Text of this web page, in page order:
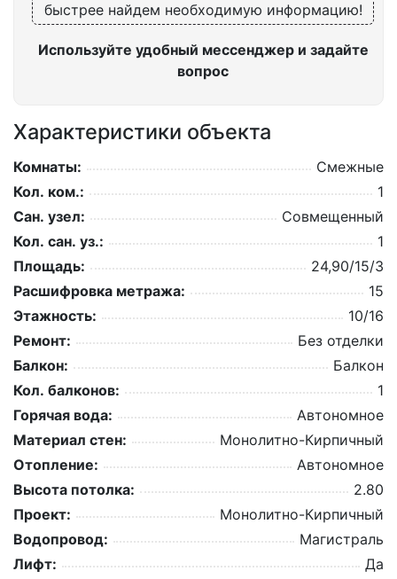
быстрее найдем необходимую информацию!
Используйте удобный мессенджер и задайте
вопрос
Характеристики объекта
Комнаты:
Смежные
Кол. ком.:
1
Сан. узел:
Совмещенный
Кол. сан. уз.:
1
Площадь:
24,90/15/3
Расшифровка метража:
15
Этажность:
10/16
Ремонт:
Без отделки
Балкон:
Балкон
Кол. балконов:
1
Горячая вода:
Автономное
Материал стен:
Монолитно-Кирпичный
Отопление:
Автономное
Высота потолка:
2.80
Проект:
Монолитно-Кирпичный
Водопровод:
Магистраль
Лифт:
Да